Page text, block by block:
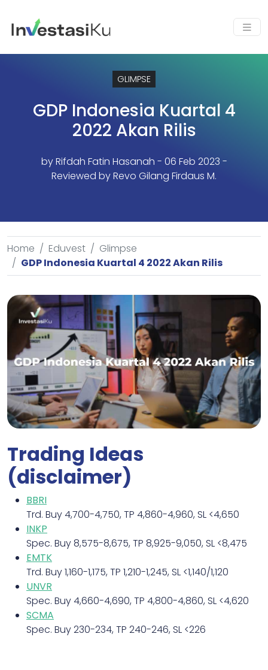
GLIMPSE
GDP Indonesia Kuartal 4
2022 Akan Rilis
byRifdah Fatin Hasanah - 06 Feb 2023 -
Reviewed by Revo Gilang Firdaus M.
Home Eduvest
Glimpse
GDP Indonesia Kuartal 4 2022 Akan Rilis
Trading Ideas
(disclaimer)
BBRI
Trd. Buy 4,700-4,750, TP 4,860-4,960, SL <4,650
INKP
Spec. Buy 8,575-8,675, TP 8,925-9,050, SL <8,475
EMTK
Trd. Buy 1,160-1,175, TP 1,210-1,245, SL <1,140/1,120
UNVR
Spec. Buy 4,660-4,690, TP 4,800-4,860, SL <4,620
SCMA
Spec. Buy 230-234, TP 240-246, SL <226